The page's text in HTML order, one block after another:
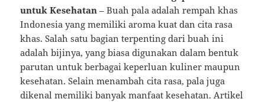
untuk Kesehatan – Buah pala adalah rempah khas
Indonesia yang memiliki aroma kuat dan cita rasa
khas. Salah satu bagian terpenting dari buah ini
adalah bijinya, yang biasa digunakan dalam bentuk
parutan untuk berbagai keperluan kuliner maupun
kesehatan. Selain menambah cita rasa, pala juga
dikenal memiliki banyak manfaat kesehatan. Artikel